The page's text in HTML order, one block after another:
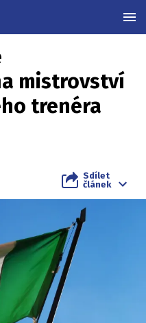
mistrovství
trenéra
Sdílet
článek